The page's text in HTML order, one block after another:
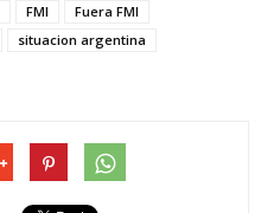
FMI
Fuera FMI
situacion argentina